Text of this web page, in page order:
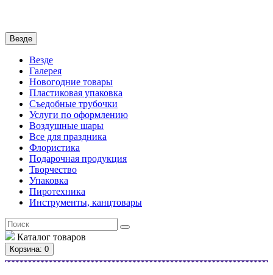
Везде
Везде
Галерея
Новогодние товары
Пластиковая упаковка
Съедобные трубочки
Услуги по оформлению
Воздушные шары
Все для праздника
Флористика
Подарочная продукция
Творчество
Упаковка
Пиротехника
Инструменты, канцтовары
Каталог товаров
Корзина: 0